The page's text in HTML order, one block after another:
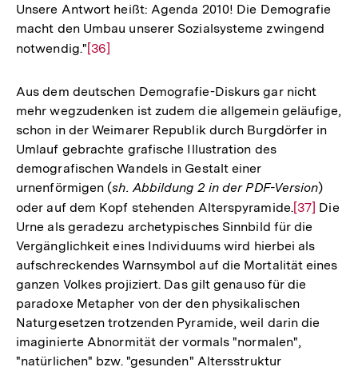
Unsere Antwort heißt: Agenda 2010! Die Demografie
macht den Umbau unserer Sozialsysteme zwingend
notwendig."Zur
der
Fußnote
[36]
Aus dem deutschen Demografie-Diskurs gar nicht
mehr wegzudenken ist zudem die allgemein geläufige,
schon in der Weimarer Republik durch Burgdörfer in
Umlauf gebrachte grafische Illustration des
demografischen Wandels in Gestalt einer
urnenförmigen (sh. Abbildung 2 in der PDF-Version)
oder auf dem Kopf stehenden Alterspyramide.Zur
Auflösung
der
Fußnote
[37] Die
Urne als geradezu archetypisches Sinnbild für die
Vergänglichkeit eines Individuums wird hierbei als
aufschreckendes Warnsymbol auf die Mortalität eines
ganzen Volkes projiziert. Das gilt genauso für die
paradoxe Metapher von der den physikalischen
Naturgesetzen trotzenden Pyramide, weil darin die
imaginierte Abnormität der vormals "normalen",
"natürlichen" bzw. "gesunden" Altersstruktur